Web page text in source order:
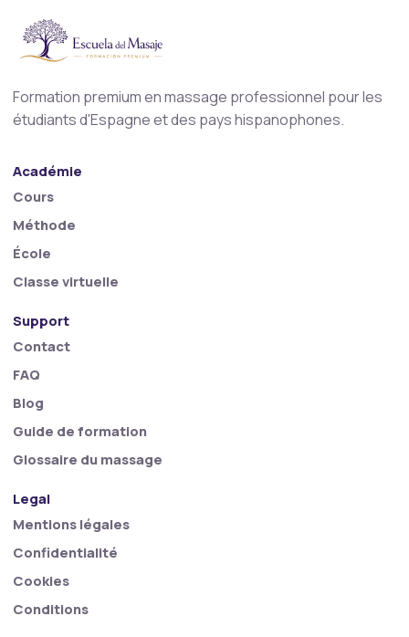
Formation premium en massage professionnel pour les
étudiants d'Espagne et des pays hispanophones.
Académie
Cours
Méthode
École
Classe virtuelle
Support
Contact
FAQ
Blog
Guide de formation
Glossaire du massage
Legal
Mentions légales
Confidentialité
Cookies
Conditions